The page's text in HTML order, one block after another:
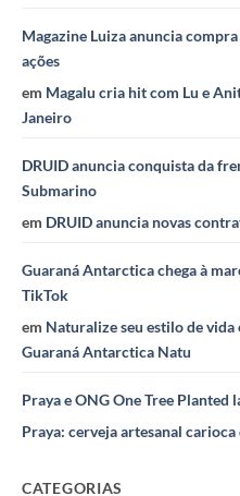
Magazine Luiza anuncia
ações
em Magalu cria hit com Lu e
Janeiro
DRUID anuncia conquista da
Submarino
em DRUID anuncia novas
Guaraná Antarctica chega à
TikTok
em Naturalize seu estilo de vida
Guaraná Antarctica Natu
Praya e ONG One Tree Planted
Praya: cerveja artesanal
CATEGORIAS